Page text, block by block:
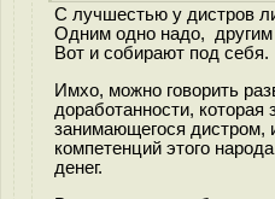
С лучшестью у дистров
Одним одно надо, другим
Вот и собирают под себя.
Имхо, можно говорить
доработанности, которая
занимающегося дистром,
компетенций этого
денег.